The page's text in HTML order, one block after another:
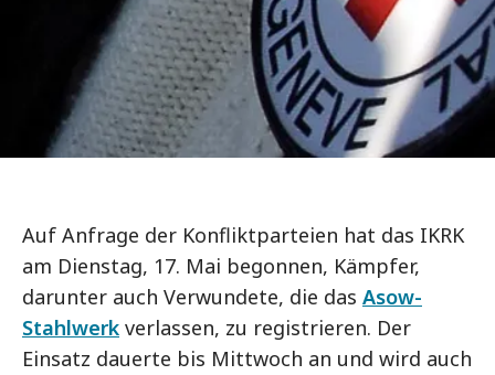
Auf Anfrage der Konfliktparteien hat das IKRK
am Dienstag, 17. Mai begonnen, Kämpfer,
darunter auch Verwundete, die das Asow-
Stahlwerk verlassen, zu registrieren. Der
Einsatz dauerte bis Mittwoch an und wird auch